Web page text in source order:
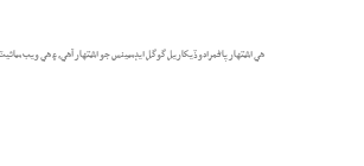
هي اشتهار پاڻمرادو ڏيکاريل گوگل ايڊسينس جو اشتهار آهي، ۽ هي ويب سائيٽ